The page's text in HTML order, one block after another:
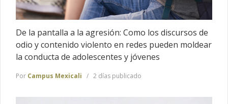
De la pantalla a la agresión: Como los discursos de
odio y contenido violento en redes pueden moldear
la conducta de adolescentes y jóvenes
Por Campus Mexicali 2 días publicado